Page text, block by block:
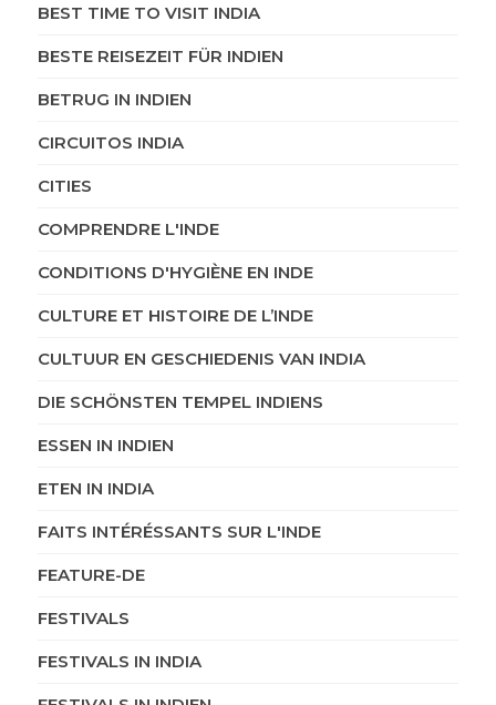
BEST TIME TO VISIT INDIA
BESTE REISEZEIT FÜR INDIEN
BETRUG IN INDIEN
CIRCUITOS INDIA
CITIES
COMPRENDRE L'INDE
CONDITIONS D'HYGIÈNE EN INDE
CULTURE ET HISTOIRE DE L’INDE
CULTUUR EN GESCHIEDENIS VAN INDIA
DIE SCHÖNSTEN TEMPEL INDIENS
ESSEN IN INDIEN
ETEN IN INDIA
FAITS INTÉRÉSSANTS SUR L'INDE
FEATURE-DE
FESTIVALS
FESTIVALS IN INDIA